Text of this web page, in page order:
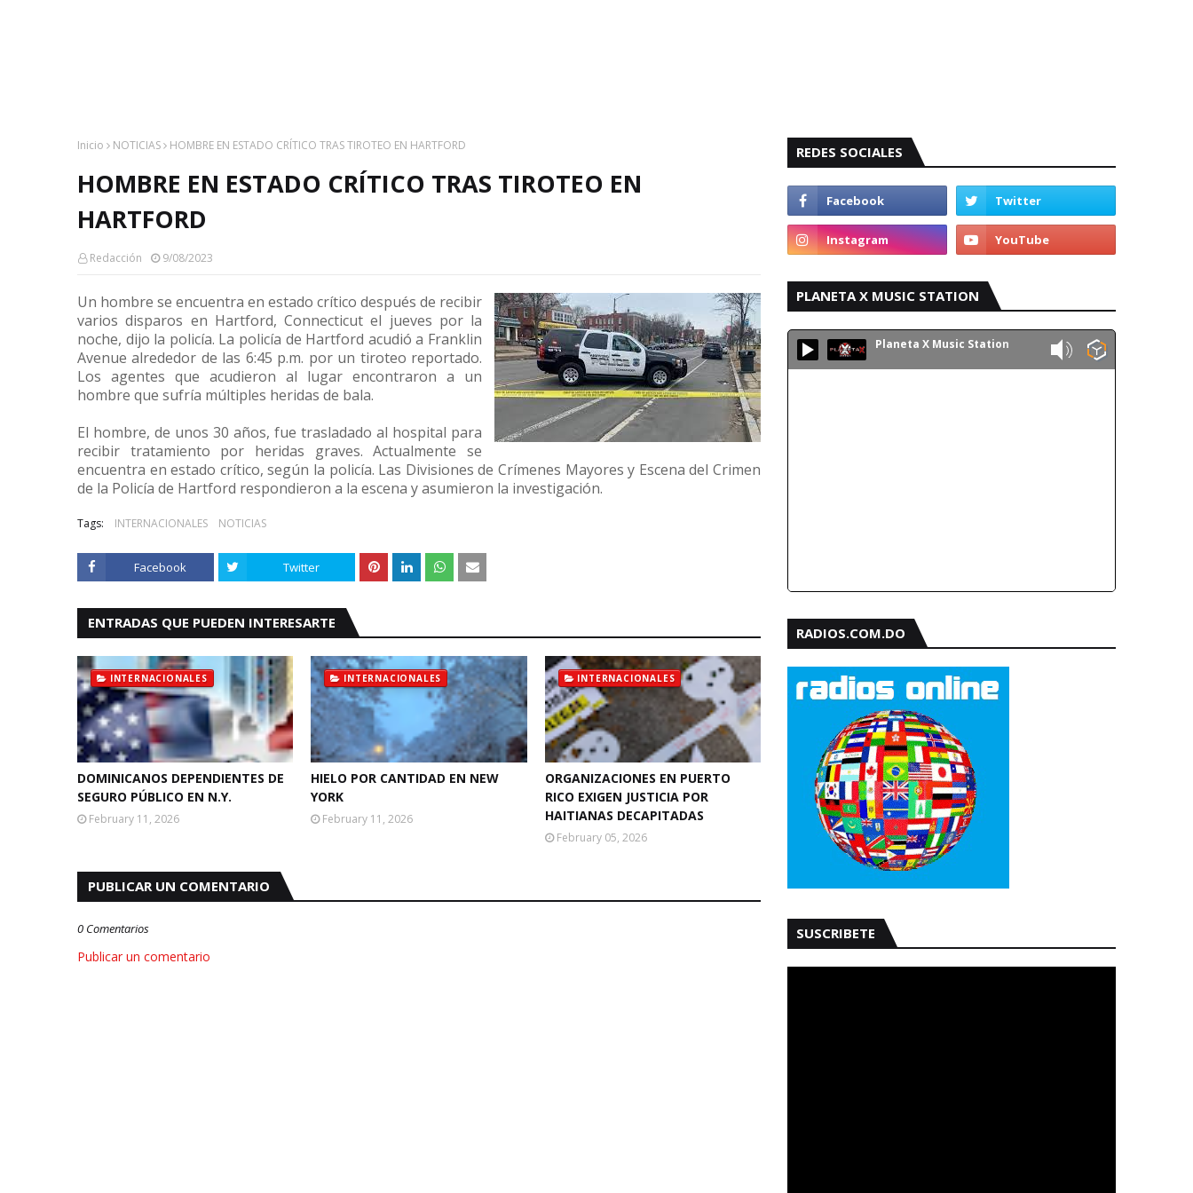
Inicio NOTICIAS HOMBRE EN ESTADO CRÍTICO TRAS TIROTEO EN HARTFORD
HOMBRE EN ESTADO CRÍTICO TRAS TIROTEO EN
HARTFORD
Redacción 9/08/2023
Un hombre se encuentra en estado crítico después de recibir
varios disparos en Hartford, Connecticut el jueves por la
noche, dijo la policía. La policía de Hartford acudió a Franklin
Avenue alrededor de las 6:45 p.m. por un tiroteo reportado.
Los agentes que acudieron al lugar encontraron a un
hombre que sufría múltiples heridas de bala.
El hombre, de unos 30 años, fue trasladado al hospital para
recibir tratamiento por heridas graves. Actualmente se
encuentra en estado crítico, según la policía. Las Divisiones de Crímenes Mayores y Escena del Crimen
de la Policía de Hartford respondieron a la escena y asumieron la investigación.
Tags: INTERNACIONALES NOTICIAS
Facebook Twitter
ENTRADAS QUE PUEDEN INTERESARTE
INTERNACIONALES
DOMINICANOS DEPENDIENTES DE
SEGURO PÚBLICO EN N.Y.
February 11, 2026
INTERNACIONALES
HIELO POR CANTIDAD EN NEW
YORK
February 11, 2026
INTERNACIONALES
ORGANIZACIONES EN PUERTO
RICO EXIGEN JUSTICIA POR
HAITIANAS DECAPITADAS
February 05, 2026
PUBLICAR UN COMENTARIO
0 Comentarios
Publicar un comentario
REDES SOCIALES
PLANETA X MUSIC STATION
Planeta X Music Station
RADIOS.COM.DO
SUSCRIBETE